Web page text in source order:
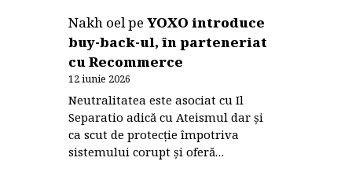
Nakh oelpeYOXO introduce
buy-back-ul, în parteneriat
cu Recommerce
12 iunie 2026
Neutralitatea este asociat cu Il
Separatio adică cu Ateismul dar și
ca scut de protecție împotriva
sistemului corupt și oferă…